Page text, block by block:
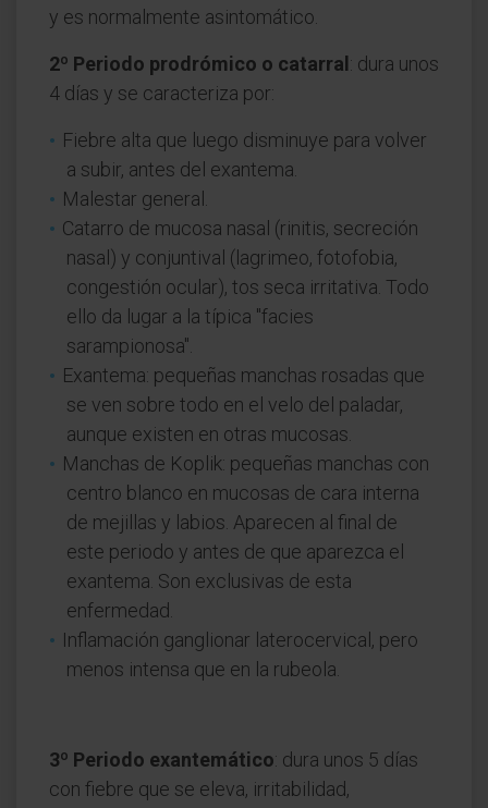
y es normalmente asintomático.
2º Periodo prodrómico o catarral : dura unos
4 días y se caracteriza por:
Fiebre alta que luego disminuye para volver
a subir, antes del exantema.
Malestar general.
Catarro de mucosa nasal (rinitis, secreción
nasal) y conjuntival (lagrimeo, fotofobia,
congestión ocular), tos seca irritativa. Todo
ello da lugar a la típica "facies
sarampionosa".
Exantema: pequeñas manchas rosadas que
se ven sobre todo en el velo del paladar,
aunque existen en otras mucosas.
Manchas de Koplik: pequeñas manchas con
centro blanco en mucosas de cara interna
de mejillas y labios. Aparecen al final de
este periodo y antes de que aparezca el
exantema. Son exclusivas de esta
enfermedad.
Inflamación ganglionar laterocervical, pero
menos intensa que en la rubeola.
3º Periodo exantemático: dura unos 5 días
con fiebre que se eleva, irritabilidad,